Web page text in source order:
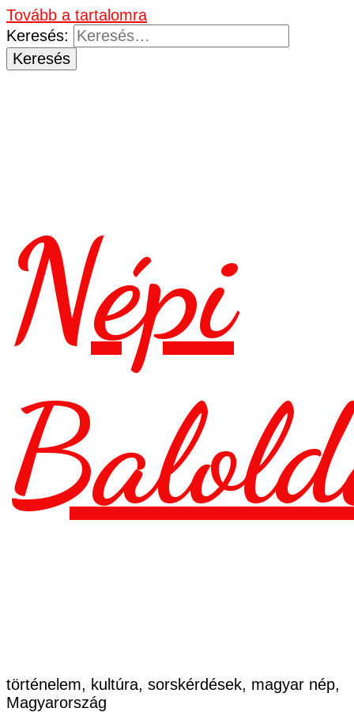
Tovább a tartalomra
Keresés:
Népi
történelem, kultúra, sorskérdések, magyar nép,
Magyarország